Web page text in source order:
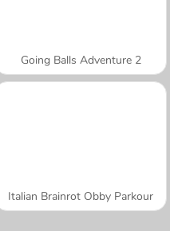
Going Balls Adventure 2
Italian Brainrot Obby Parkour